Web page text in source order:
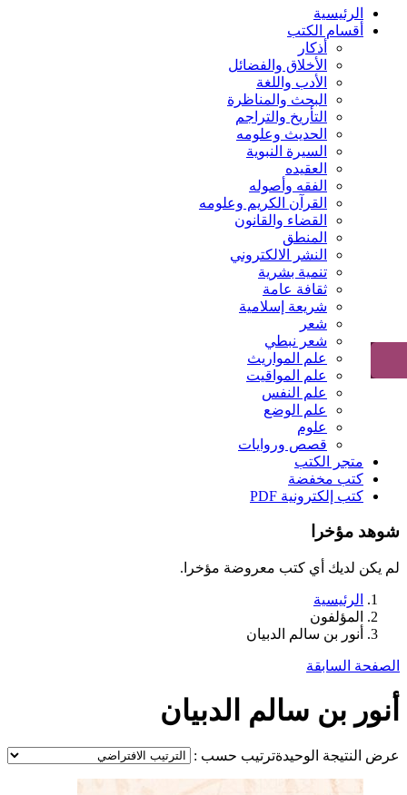
الرئيسية
أقسام الكتب
أذكار
الأخلاق والفضائل
الأدب واللغة
البحث والمناظرة
التأريخ والتراجم
الحديث وعلومه
السيرة النبوية
العقيده
الفقه وأصوله
القرآن الكريم وعلومه
القضاء والقانون
المنطق
النشر الالكتروني
تنمية بشرية
ثقافة عامة
شريعة إسلامية
شعر
شعر نبطي
علم المواريث
علم المواقيت
علم النفس
علم الوضع
علوم
قصص وروايات
متجر الكتب
كتب مخفضة
كتب إلكترونية PDF
شوهد مؤخرا
لم يكن لديك أي كتب معروضة مؤخرا.
الرئيسية
المؤلفون
أنور بن سالم الدبيان
الصفحة السابقة
أنور بن سالم الدبيان
عرض النتيجة الوحيدةترتيب حسب :